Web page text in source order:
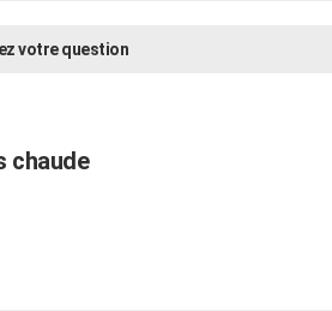
votre question
chaude